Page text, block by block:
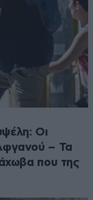
Οι
– Τα
που της